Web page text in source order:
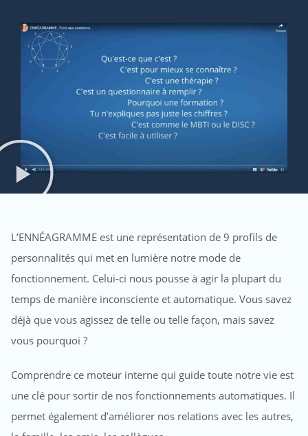
L’ENNÉAGRAMME est une représentation de 9 profils de
personnalités qui met en lumière notre mode de
fonctionnement. Celui-ci nous pousse à agir la plupart du
temps de manière inconsciente et automatique. Vous savez
déjà que vous agissez de telle ou telle façon, mais savez
vous pourquoi ?
Comprendre ce moteur interne qui guide toute notre vie est
une clé pour sortir de nos fonctionnements automatiques. Il
permet également d’améliorer nos relations avec les autres,